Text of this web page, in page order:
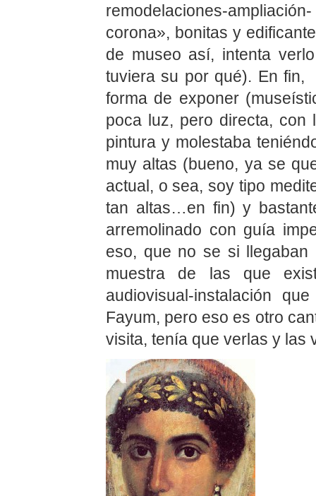
remodelaciones-
corona», bonitas y
de museo así, intenta
tuviera su por qué). En fin,
forma de exponer
poca luz, pero directa,
pintura y molestaba
muy altas (bueno, ya se
actual, o sea, soy tipo
tan altas…en fin) y
arremolinado con guía
eso, que no se si
muestra de las que
audiovisual-instalación
Fayum, pero eso es otro
visita, tenía que verlas y las